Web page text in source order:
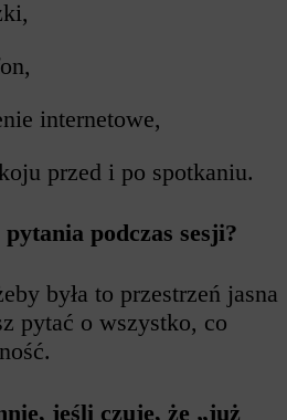
internetowe,
przed i po spotkaniu.
podczas sesji?
była to przestrzeń jasna
pytać o wszystko, co
jeśli czuję, że „już